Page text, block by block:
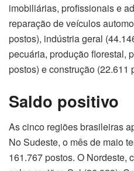
imobiliárias, profissionais e
reparação de veículos
postos), indústria geral
pecuária, produção florestal,
postos) e construção (22.611
Saldo positivo
As cinco regiões brasileiras
No Sudeste, o mês de maio
161.767 postos. O Nordeste,